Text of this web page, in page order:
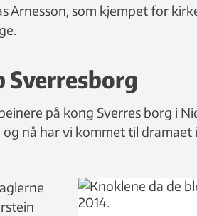
Arnesson, som kjempet for
Sverresborg
på kong Sverres borg i
og nå har vi kommet til dramaet